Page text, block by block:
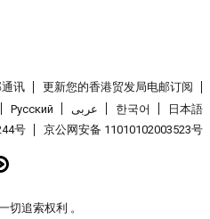
讯 更新您的香港贸发局电邮订阅
Pусский عربى 한국어
日本語
号 京公网安备 11010102003523号
切追索权利 。